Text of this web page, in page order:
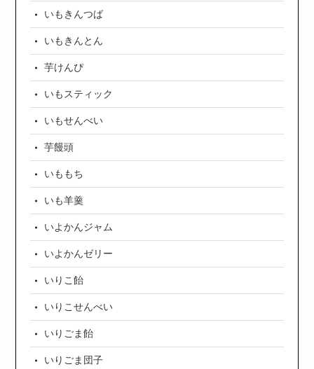
いもきんつば
いもきんとん
芋けんぴ
いもスティック
いもせんべい
芋饅頭
いももち
いも羊羹
いよかんジャム
いよかんゼリー
いりこ飴
いりこせんべい
いりごま飴
いりごま団子